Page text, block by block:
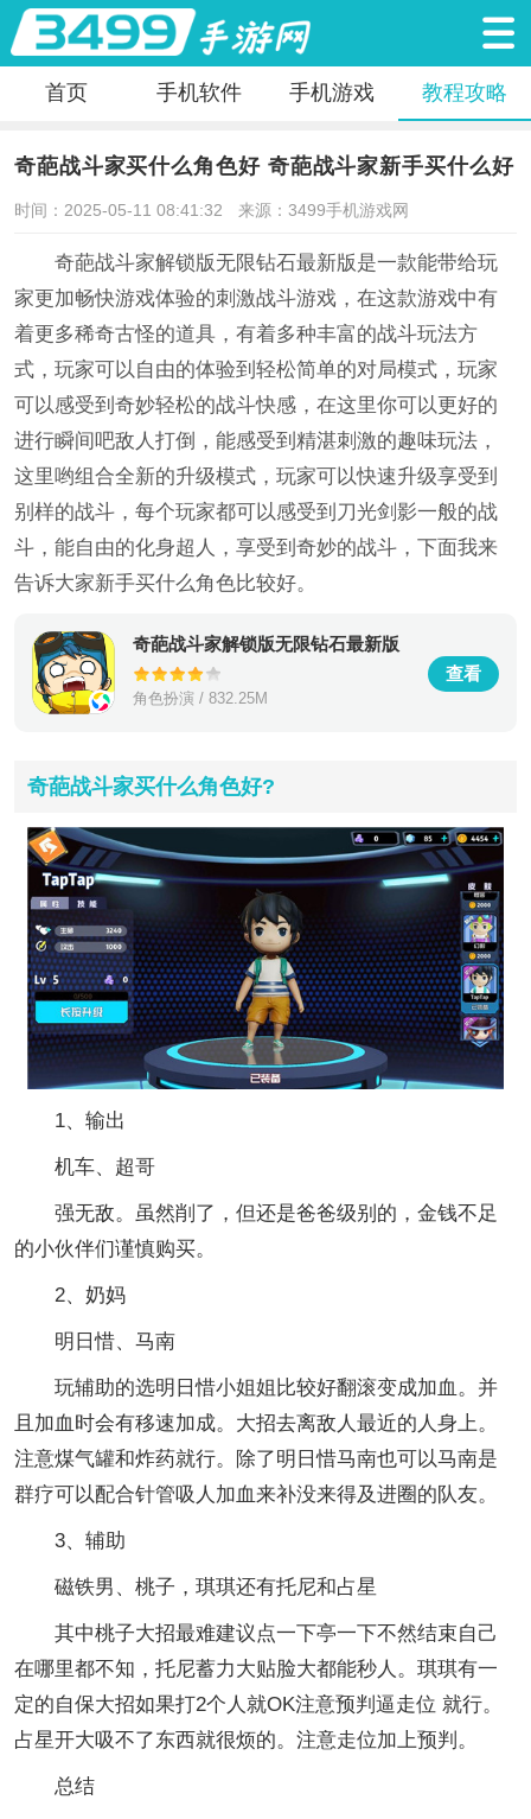
首页 手机软件 手机游戏 教程攻略
奇葩战斗家买什么角色好 奇葩战斗家新手买什么好
时间：2025-05-11 08:41:32 来源：3499手机游戏网
奇葩战斗家解锁版无限钻石最新版是一款能带给玩
家更加畅快游戏体验的刺激战斗游戏，在这款游戏中有
着更多稀奇古怪的道具，有着多种丰富的战斗玩法方
式，玩家可以自由的体验到轻松简单的对局模式，玩家
可以感受到奇妙轻松的战斗快感，在这里你可以更好的
进行瞬间吧敌人打倒，能感受到精湛刺激的趣味玩法，
这里哟组合全新的升级模式，玩家可以快速升级享受到
别样的战斗，每个玩家都可以感受到刀光剑影一般的战
斗，能自由的化身超人，享受到奇妙的战斗，下面我来
告诉大家新手买什么角色比较好。
奇葩战斗家解锁版无限钻石最新版
角色扮演 / 832.25M
查看
奇葩战斗家买什么角色好?
1、输出
机车、超哥
强无敌。虽然削了，但还是爸爸级别的，金钱不足
的小伙伴们谨慎购买。
2、奶妈
明日惜、马南
玩辅助的选明日惜小姐姐比较好翻滚变成加血。并
且加血时会有移速加成。大招去离敌人最近的人身上。
注意煤气罐和炸药就行。除了明日惜马南也可以马南是
群疗可以配合针管吸人加血来补没来得及进圈的队友。
3、辅助
磁铁男、桃子，琪琪还有托尼和占星
其中桃子大招最难建议点一下亭一下不然结束自己
在哪里都不知，托尼蓄力大贴脸大都能秒人。琪琪有一
定的自保大招如果打2个人就OK注意预判逼走位 就行。
占星开大吸不了东西就很烦的。注意走位加上预判。
总结